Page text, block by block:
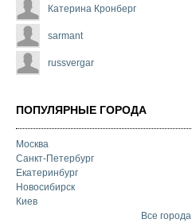
Катерина Кронберг
sarmant
russvergar
ПОПУЛЯРНЫЕ ГОРОДА
Москва
Санкт-Петербург
Екатеринбург
Новосибирск
Киев
Все города